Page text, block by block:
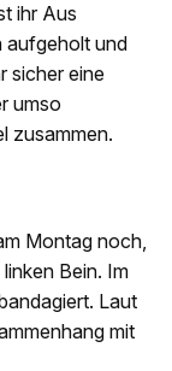
ihr Aus
aufgeholt und
sicher eine
umso
zusammen.
Montag noch,
Bein. Im
Laut
mit